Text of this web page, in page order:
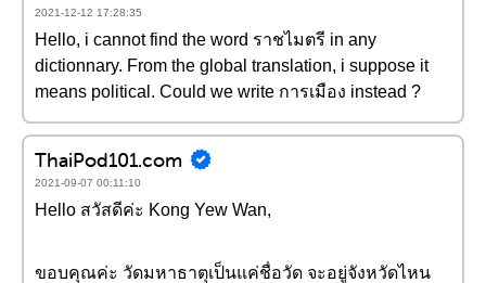
2021-12-12 17:28:35
Hello, i cannot find the word ราชไมตรี in any
dictionnary. From the global translation, i suppose it
means political. Could we write การเมือง instead ?
ThaiPod101.com
2021-09-07 00:11:10
Hello สวัสดีค่ะ Kong Yew Wan,
ขอบคุณค่ะ วัดมหาธาตุเป็นแค่ชื่อวัด จะอยู่จังหวัดไหน